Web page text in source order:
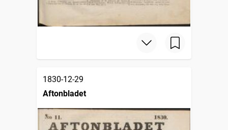
1830-12-29
Aftonbladet